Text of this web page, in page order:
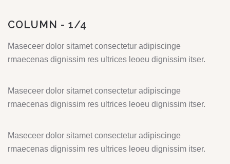
COLUMN - 1/4
Maseceer dolor sitamet consectetur adipiscinge
rmaecenas dignissim res ultrices leoeu dignissim itser.
Maseceer dolor sitamet consectetur adipiscinge
rmaecenas dignissim res ultrices leoeu dignissim itser.
Maseceer dolor sitamet consectetur adipiscinge
rmaecenas dignissim res ultrices leoeu dignissim itser.